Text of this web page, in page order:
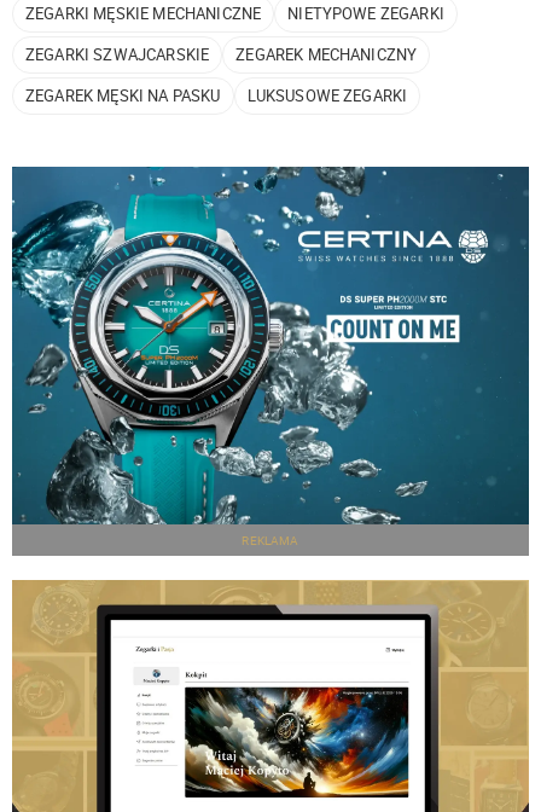
ZEGARKI MĘSKIE MECHANICZNE
NIETYPOWE ZEGARKI
ZEGARKI SZWAJCARSKIE
ZEGAREK MECHANICZNY
ZEGAREK MĘSKI NA PASKU
LUKSUSOWE ZEGARKI
REKLAMA